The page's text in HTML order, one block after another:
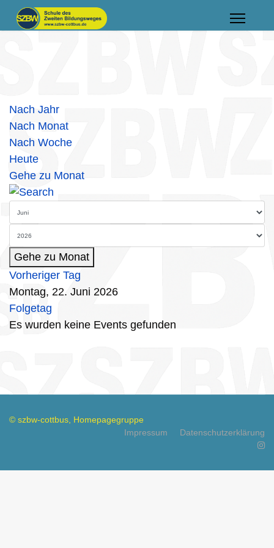
Nach Jahr
Nach Monat
Nach Woche
Heute
Gehe zu Monat
Gehe zu Monat
Vorheriger Tag
Montag, 22. Juni 2026
Folgetag
Es wurden keine Events gefunden
© szbw-cottbus, Homepagegruppe
Impressum
Datenschutzerklärung